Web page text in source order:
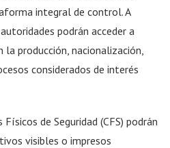
integral de control. A
podrán acceder a
producción, nacionalización,
considerados de interés
de Seguridad (CFS) podrán
visibles o impresos